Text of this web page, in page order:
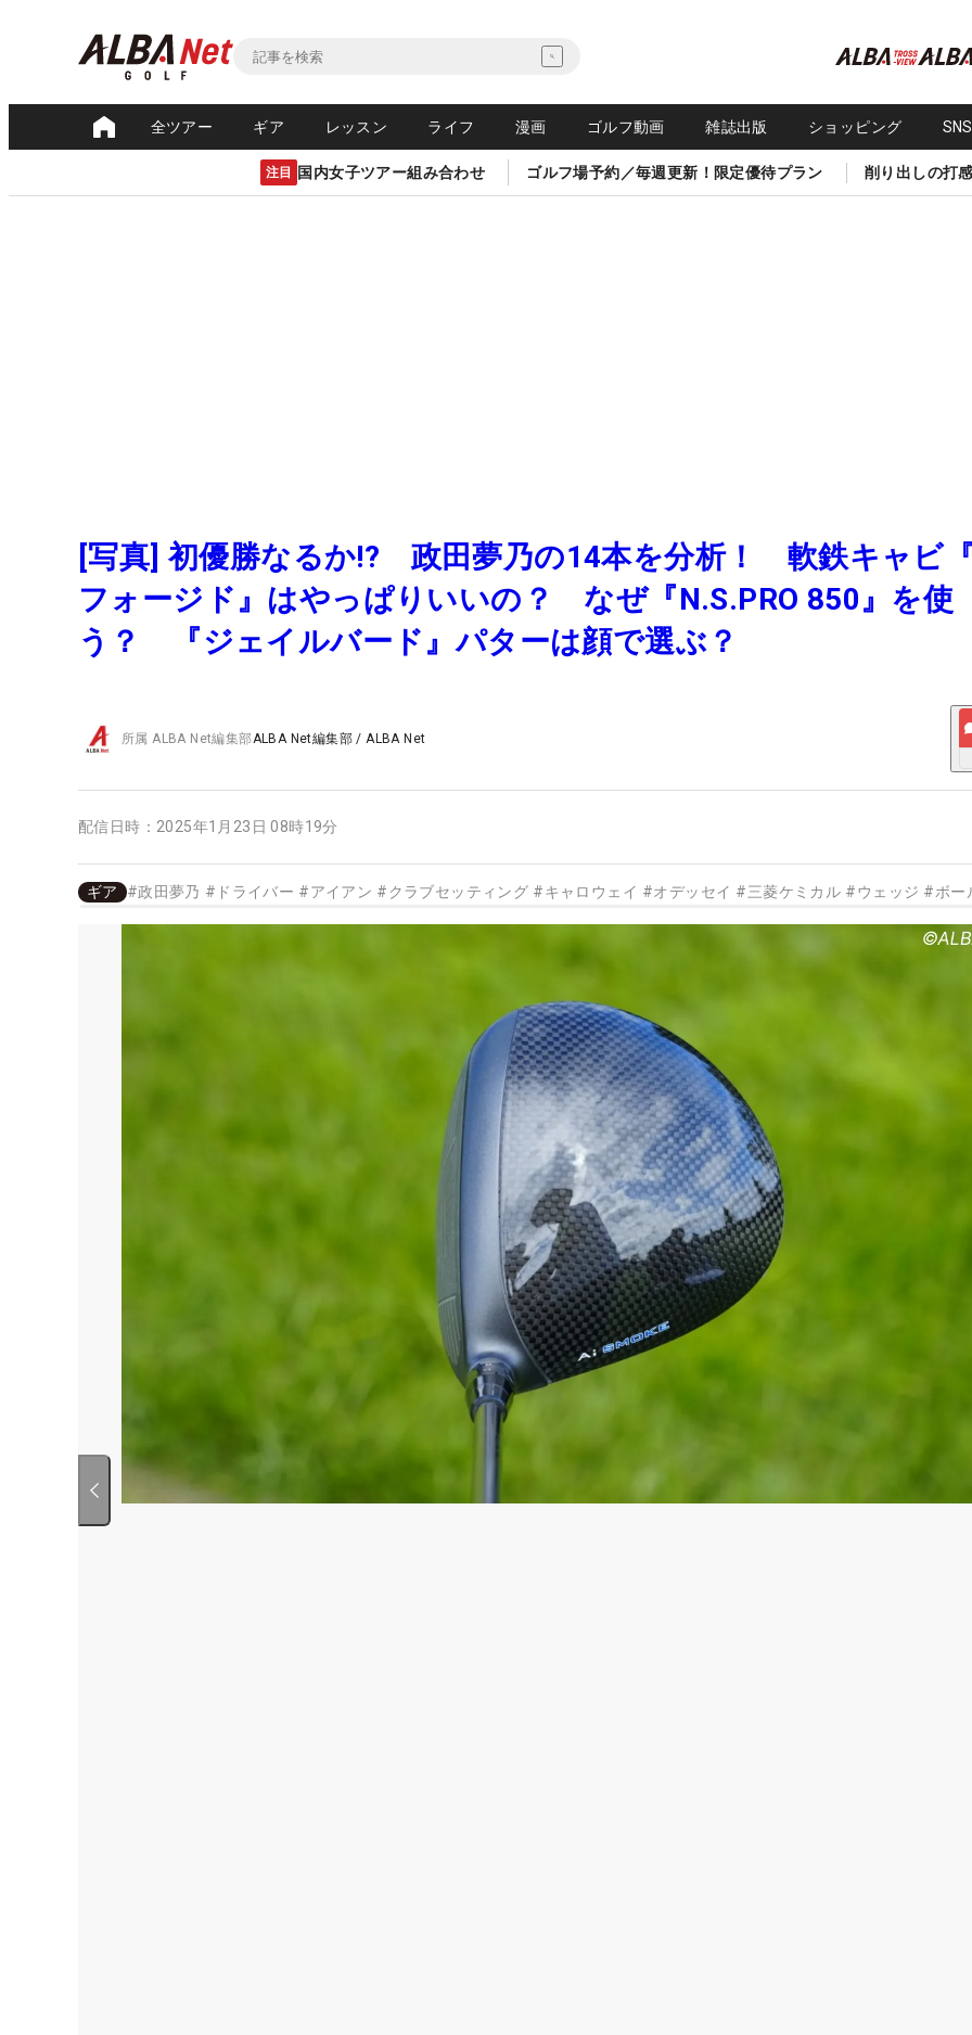
全ツアー ギア レッスン ライフ 漫画 ゴルフ動画 雑誌出版 ショッピング
注目 国内女子ツアー組み合わせ ゴルフ場予約／毎週更新！限定優待プラン 削り出しの打
[写真] 初優勝なるか!? 政田夢乃の14本を分析！ 軟鉄キャビ
フォージド』はやっぱりいいの？ なぜ『N.S.PRO 850』を使
う？ 『ジェイルバード』パターは顔で選ぶ？
所属ALBA Net編集部ALBA Net編集部 /ALBA Net
配信日時： 2025年1月23日 08時19分
ギア #政田夢乃 # ドライバー #アイアン # クラブセッティング #キャロウェイ #オデッセイ #三菱ケミカル #ウェッジ #ボー